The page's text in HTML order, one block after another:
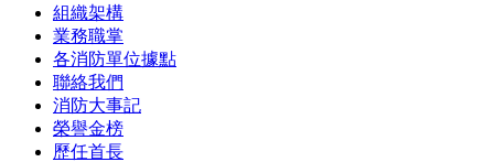
組織架構
業務職掌
各消防單位據點
聯絡我們
消防大事記
榮譽金榜
歷任首長